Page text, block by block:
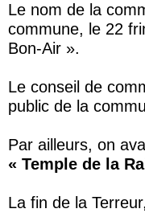
Le nom de la
commune, le 22
Bon-Air ».
Le conseil de
public de la
Par ailleurs, on
« Temple de la
La fin de la